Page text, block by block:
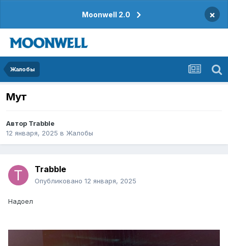
Moonwell 2.0 ×
Жалобы
Мут
Автор Trabble
12 января, 2025 в Жалобы
Trabble
Опубликовано 12 января, 2025
Надоел